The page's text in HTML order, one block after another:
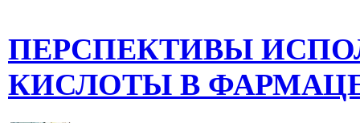
ПЕРСПЕКТИВЫ
КИСЛОТЫ В